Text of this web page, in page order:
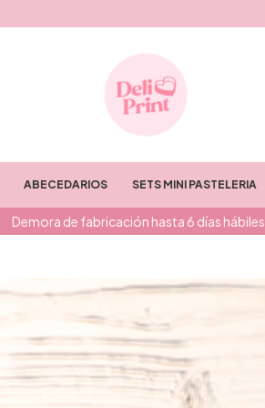
Demora de fabricación hasta 6 días hábiles
ABECEDARIOS SETS MINI PASTELERIA